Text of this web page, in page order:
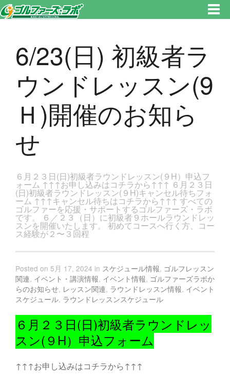
です。新宿区、若松河田で気軽にゴルフレッスン！
6/23(日) 初級者ラ
ウンドレッスン(9
Ｈ)開催のお知ら
せ
６月２３日(日)初級者ラウンドレッスン(９H）申込フ
ォーム ↑↑↑お申し込みはコチラから↑↑↑ ６月２３日
(日)初級者ラウンドレッスン(９H)キャンセル待ちフォ
ーム ↑↑↑キャンセル待ちはコチラから↑↑↑ すべての
ゴルファーを応援・サポートするゴルファーズ・ラボ
です。 ６／２３（日）に初級者９ホールラウンドレッ
スンを開催いたします。 初めてコースへ行く方、コー
ス経験が２〜３回程
Posted on 5月 17, 2024 in スケジュール情報, ゴルフレッスン
関連, イベント・講演情報, イベント情報, ゴルファーズラボか
らのお知らせ, レッスン関連, ラウンドレッスン情報, イベント
スケジュール, ラウンドレッスンスケジュール
６月２３日(日)初級者ラウンドレッ
スン(９H）申込フォーム
↑↑↑お申し込みはコチラから↑↑↑